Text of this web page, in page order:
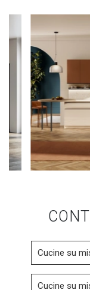
Cucine su
Cucine su